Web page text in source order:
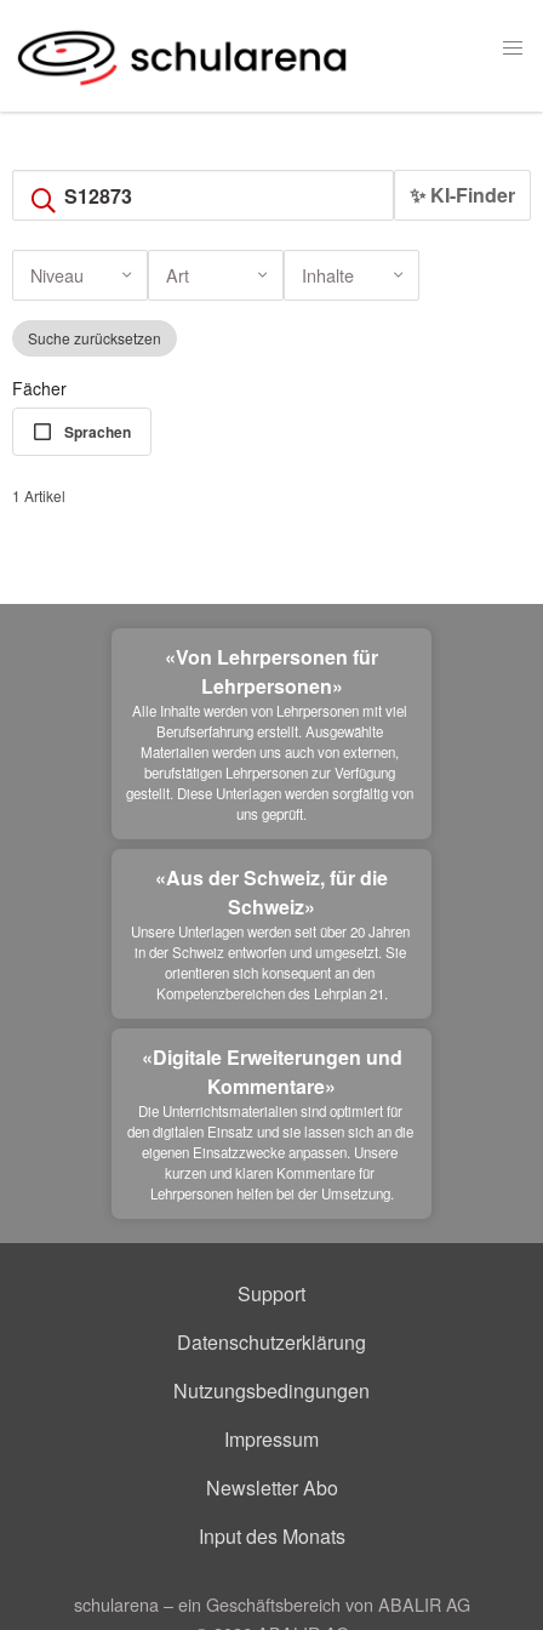
✨ KI-Finder
Niveau Art Inhalte
Suche zurücksetzen
Fächer
Sprachen
1 Artikel
«Von Lehrpersonen für
Lehrpersonen»
Alle Inhalte werden von Lehrpersonen mit viel
Berufserfahrung erstellt. Ausgewählte
Materialien werden uns auch von externen,
berufstätigen Lehrpersonen zur Verfügung
gestellt. Diese Unterlagen werden sorgfältig von
uns geprüft.
«Aus der Schweiz, für die
Schweiz»
Unsere Unterlagen werden seit über 20 Jahren
in der Schweiz entworfen und umgesetzt. Sie
orientieren sich konsequent an den
Kompetenzbereichen des Lehrplan 21.
«Digitale Erweiterungen und
Kommentare»
Die Unterrichtsmaterialien sind optimiert für
den digitalen Einsatz und sie lassen sich an die
eigenen Einsatzzwecke anpassen. Unsere
kurzen und klaren Kommentare für
Lehrpersonen helfen bei der Umsetzung.
Support
Datenschutzerklärung
Nutzungsbedingungen
Impressum
Newsletter Abo
Input des Monats
schularena – ein Geschäftsbereich von ABALIR AG